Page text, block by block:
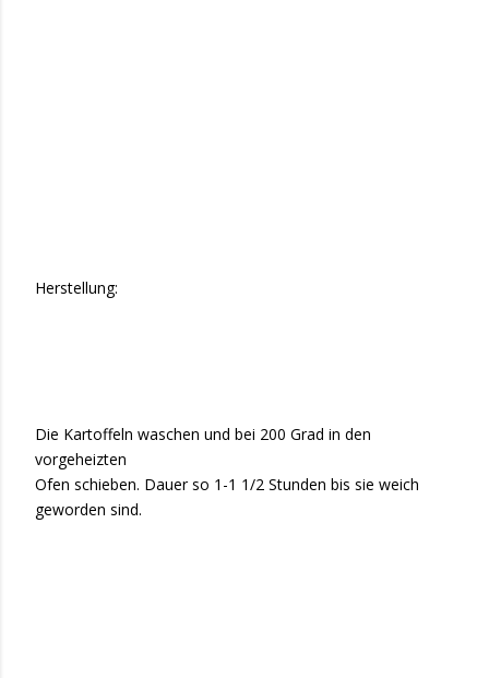
Herstellung:
Die Kartoffeln waschen und bei 200 Grad in den
vorgeheizten
Ofen schieben. Dauer so 1-1 1/2 Stunden bis sie weich
geworden sind.